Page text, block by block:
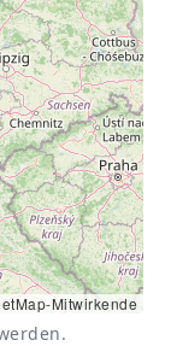
Mitwirkende